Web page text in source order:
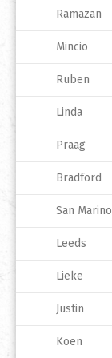
Ramazan
Mincio
Ruben
Linda
Praag
Bradford
San Marino
Leeds
Lieke
Justin
Koen